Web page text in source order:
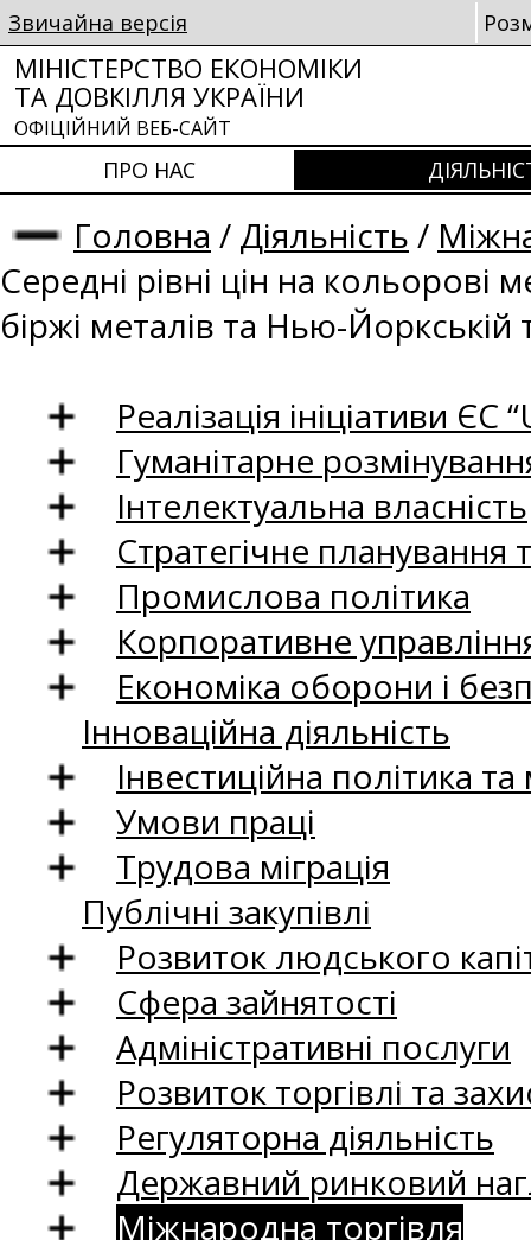
Звичайна версія
МІНІСТЕРСТВО ЕКОНОМІКИ
ТА ДОВКІЛЛЯ УКРАЇНИ
ОФІЦІЙНИЙ ВЕБ-САЙТ
ПРО НАС
Головна / Діяльність /
Середні рівні цін на кольорові
біржі металів та Нью-Йоркській
Реалізація ініціативи ЄС
Гуманітарне
Інтелектуальна власність
Стратегічне
Промислова політика
Корпоративне
Економіка оборони і
Інноваційна діяльність
Інвестиційна політика
Умови праці
Трудова міграція
Публічні закупівлі
Розвиток людського
Сфера зайнятості
Адміністративні послуги
Розвиток торгівлі та
Регуляторна діяльність
Державний ринковий
Міжнародна торгівля